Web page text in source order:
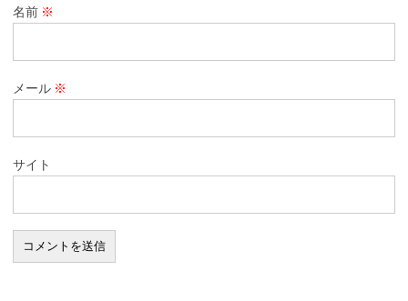
名前 ※
メール ※
サイト